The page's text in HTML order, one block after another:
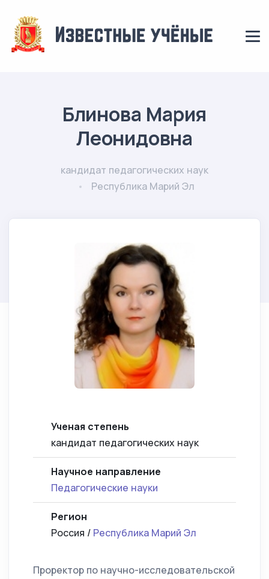
Блинова Мария
Леонидовна
кандидат педагогических наук
Республика Марий Эл
Ученая степень
кандидат педагогических наук
Научное направление
Педагогические науки
Регион
Россия / Республика Марий Эл
Проректор по научно-исследовательской